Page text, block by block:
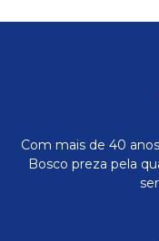
Com mais de 40
Bosco preza pela